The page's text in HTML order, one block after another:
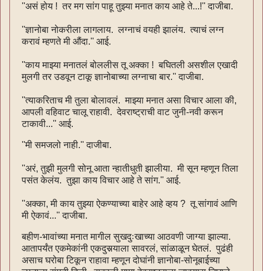
''असं होय ! तर मग सांग पाहू तुझ्या मनात काय आहे ते...!'' दाजीबा.
''ज्ञानोबा नोकरीला लागलाय. लग्नाचं वयही झालंय. त्याचं लग्न
करावं म्हणते मी औंदा.'' आई.
''काय माझ्या मनातलं बोललीस तू अक्का ! बघितली असशील एखादी
मुलगी तर उडवून टाकू ज्ञानोबाच्या लग्नाचा बार.'' दाजीबा.
''त्याकरिताच मी तुला बोलावलं. माझ्या मनात असा विचार आला की,
आपली वहिवाट चालू राहावी. देवराष्ट्राची वाट जुनी-नवी करून
टाकावी...'' आई.
''मी समजलो नाही.'' दाजीबा.
''अरं, तुझी मुलगी सोनू आता न्हातीधुती झालीया. मी सून म्हणून तिला
पसंत केलंय. तुझा काय विचार आहे ते सांग.'' आई.
''अक्का, मी काय तुझ्या ऐकण्याच्या बाहेर आहे व्हय ? तू सांगावं आणि
मी ऐकावं...'' दाजीबा.
बहीण-भावांच्या मनात मागील सुखदुःखाच्या आठवणी जाग्या झाल्या.
आतापर्यंत एकमेकांनी एकदुसर्‍याला सावरलं, सांळाळून घेतलं. पुढंही
असाच घरोबा टिकून राहावा म्हणून दोघांनी ज्ञानोबा-सोनूबाईच्या